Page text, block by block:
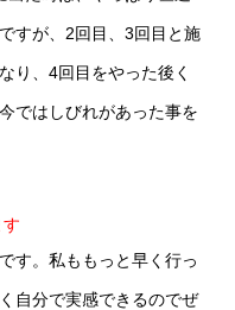
すが、2回目、3回目と施
り、4回目をやった後く
ではしびれがあった事を
す。私ももっと早く行っ
自分で実感できるのでぜ